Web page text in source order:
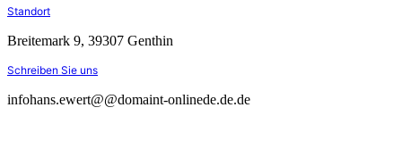
Standort
Breitemark 9, 39307 Genthin
Schreiben Sie uns
infohans.ewert@@domaint-onlinede.de.de